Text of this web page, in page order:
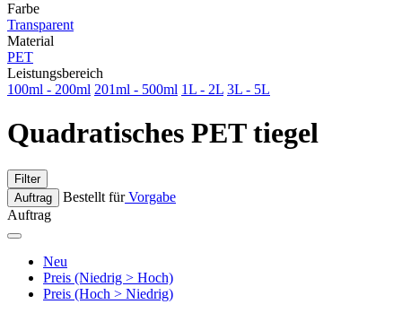
Farbe
Transparent
Material
PET
Leistungsbereich
100ml - 200ml 201ml - 500ml 1L - 2L 3L - 5L
Quadratisches PET tiegel
Filter
Auftrag
Bestellt fürVorgabe
Auftrag
Neu
Preis (Niedrig > Hoch)
Preis (Hoch > Niedrig)